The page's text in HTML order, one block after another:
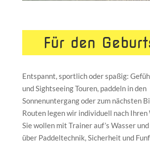
Für den
Entspannt, sportlich oder spaßig:
und Sightseeing Touren, paddeln in den
Sonnenuntergang oder zum nächsten
Routen legen wir individuell nach Ihren
Sie wollen mit Trainer auf’s Wasser
über Paddeltechnik, Sicherheit und